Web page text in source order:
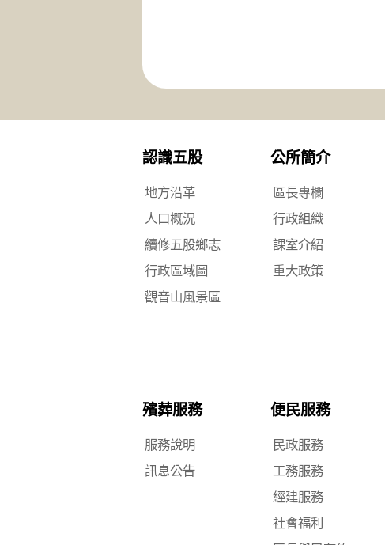
認識五股
地方沿革
人口概況
續修五股鄉志
行政區域圖
觀音山風景區
公所簡介
區長專欄
行政組織
課室介紹
重大政策
殯葬服務
服務說明
訊息公告
便民服務
民政服務
工務服務
經建服務
社會福利